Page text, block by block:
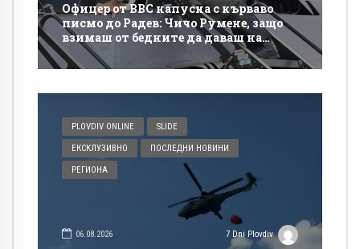
Офицер от ВВС напусна с кърваво
писмо до Радев: Чичо Румене, защо
взимаш от бедните да даваш на
богатите?
PLOVDIV ONLINE SLIDE
ЕКСКЛУЗИВНО ПОСЛЕДНИ НОВИНИ
РЕГИОНА
06.08.2026 7 Dni Plovdiv